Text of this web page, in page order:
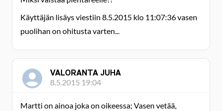
Käyttäjän lisäys viestiin 8.5.2015 klo 11:07:36 vasen
puolihan on ohitusta varten...
VALORANTA JUHA
8.5.2015 19:04
Martti on ainoa joka on oikeessa; Vasen vetää,